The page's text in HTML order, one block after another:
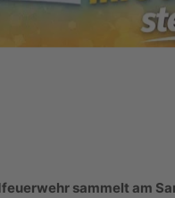
sammelt am